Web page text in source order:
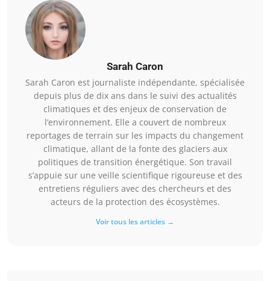
Sarah Caron
Sarah Caron est journaliste indépendante, spécialisée
depuis plus de dix ans dans le suivi des actualités
climatiques et des enjeux de conservation de
l’environnement. Elle a couvert de nombreux
reportages de terrain sur les impacts du changement
climatique, allant de la fonte des glaciers aux
politiques de transition énergétique. Son travail
s’appuie sur une veille scientifique rigoureuse et des
entretiens réguliers avec des chercheurs et des
acteurs de la protection des écosystèmes.
Voir tous les articles →